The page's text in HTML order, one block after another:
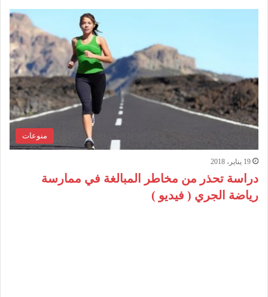
منوعات
19 يناير، 2018
دراسة تحذر من مخاطر المبالغة في ممارسة
رياضة الجري ( فيديو )